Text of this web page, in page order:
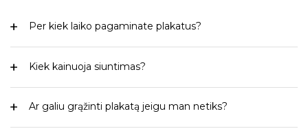
Per kiek laiko pagaminate plakatus?
Kiek kainuoja siuntimas?
Ar galiu grąžinti plakatą jeigu man netiks?